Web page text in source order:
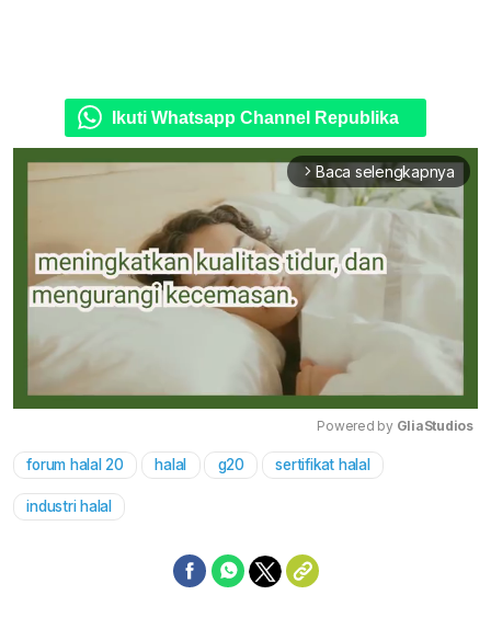
Ikuti Whatsapp Channel Republika
arrow_forward_ios Baca selengkapnya
Powered by GliaStudios
forum halal 20 halal g20 sertifikat halal
industri halal